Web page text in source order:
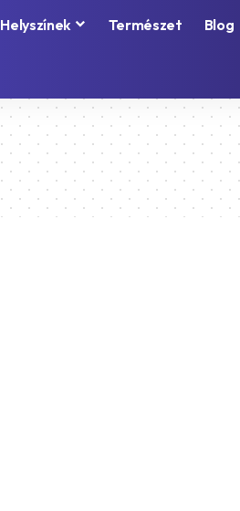
Helyszínek Természet Blog